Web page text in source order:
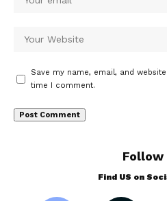
Save my name, email, and
time I comment.
Follow
Find US on